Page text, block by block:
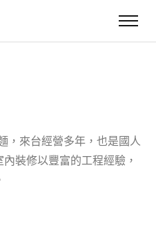
，來台經營多年，也是國人
裝修以豐富的工程經驗，